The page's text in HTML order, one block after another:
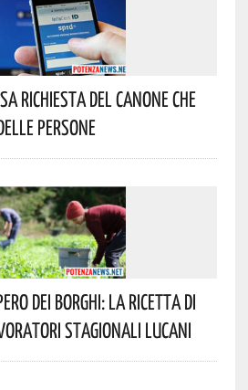
Richiesta Del Canone Che
Persone
Dei Borghi: La Ricetta Di
Stagionali Lucani